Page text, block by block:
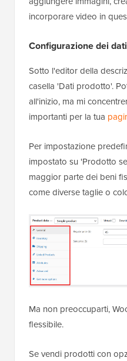
incorporare video in
Configurazione dei
Sotto l'editor della
casella 'Dati prodotto'.
all'inizio, ma mi
importanti per la tua
Per impostazione
impostato su 'Prodotto
maggior parte dei beni
come diverse taglie o
Ma non preoccuparti,
flessibile.
Se vendi prodotti con